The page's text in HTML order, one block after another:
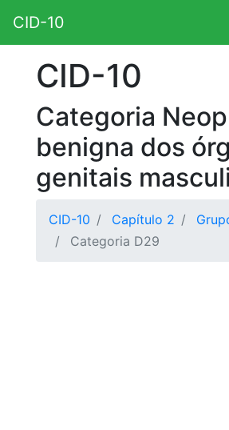
CID-10
CID-10
Categoria
benigna dos
genitais
CID-10 Capítulo 2
Categoria D29